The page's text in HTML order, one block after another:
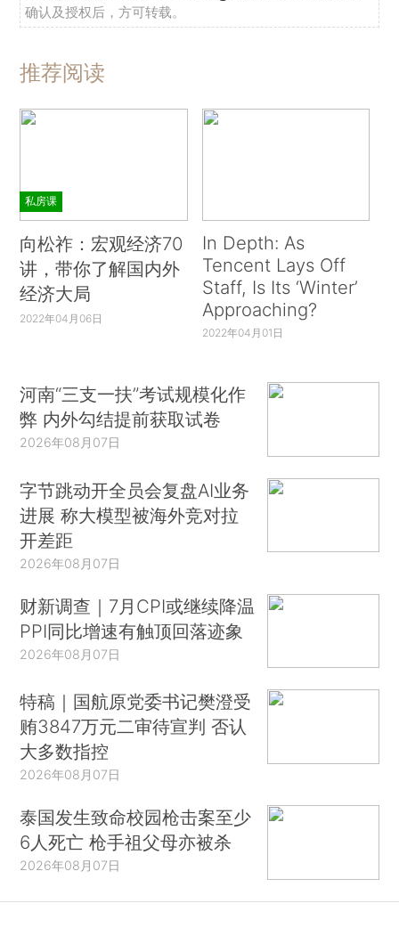
确认及授权后，方可转载。
推荐阅读
私房课
向松祚：宏观经济70
讲，带你了解国内外
经济大局
2022年04月06日
In Depth: As
Tencent Lays Off
Staff, Is Its ‘Winter’
Approaching?
2022年04月01日
河南“三支一扶”考试规模化作
弊 内外勾结提前获取试卷
2026年08月07日
字节跳动开全员会复盘AI业务
进展 称大模型被海外竞对拉
开差距
2026年08月07日
财新调查｜7月CPI或继续降温
PPI同比增速有触顶回落迹象
2026年08月07日
特稿｜国航原党委书记樊澄受
贿3847万元二审待宣判 否认
大多数指控
2026年08月07日
泰国发生致命校园枪击案至少
6人死亡 枪手祖父母亦被杀
2026年08月07日